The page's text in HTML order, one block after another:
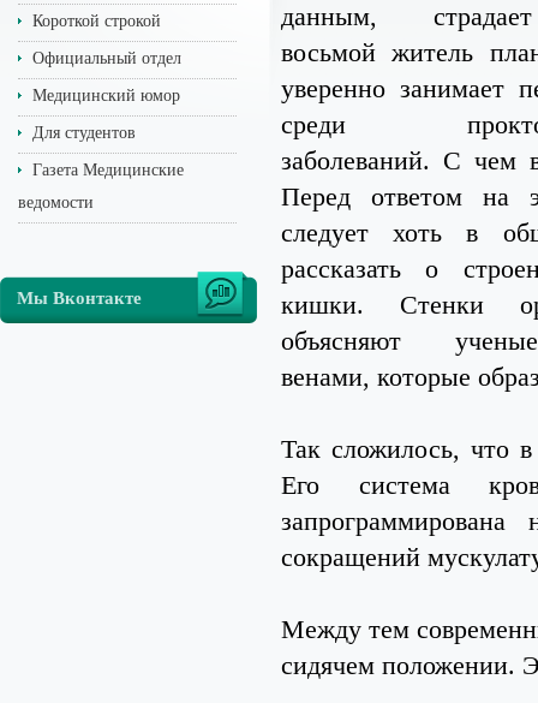
Короткой строкой
Официальный отдел
Медицинский юмор
Для студентов
Газета Медицинские
ведомости
Мы Вконтакте
данным,
восьмой житель
уверенно занимает
среди
заболеваний. С чем
Перед ответом на
следует хоть в
рассказать о
кишки. Стенки
объясняют
венами, которые
Так сложилось, что в
Его система
сокращений
Между тем
сидячем положении.